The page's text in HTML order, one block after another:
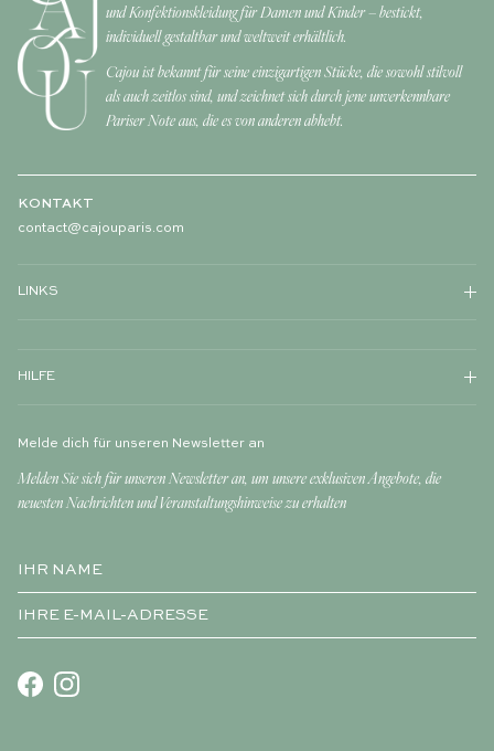
und Konfektionskleidung für Damen und Kinder – bestickt,
individuell gestaltbar und weltweit erhältlich.
Cajou ist bekannt für seine einzigartigen Stücke, die sowohl stilvoll
als auch zeitlos sind, und zeichnet sich durch jene unverkennbare
Pariser Note aus, die es von anderen abhebt.
KONTAKT
contact@cajouparis.com
LINKS
HILFE
Melde dich für unseren Newsletter an
Melden Sie sich für unseren Newsletter an, um unsere exklusiven Angebote, die
neuesten Nachrichten und Veranstaltungshinweise zu erhalten
FacebookInstagram